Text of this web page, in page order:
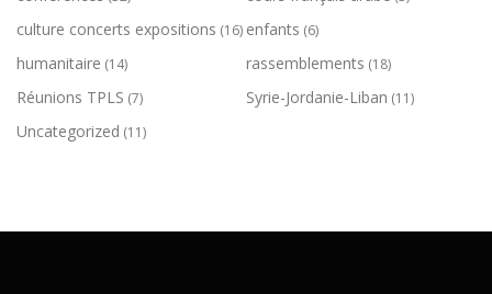
culture concerts expositions (16) enfants (6)
humanitaire (14) rassemblements (18)
Réunions TPLS (7) Syrie-Jordanie-Liban (11)
Uncategorized (11)